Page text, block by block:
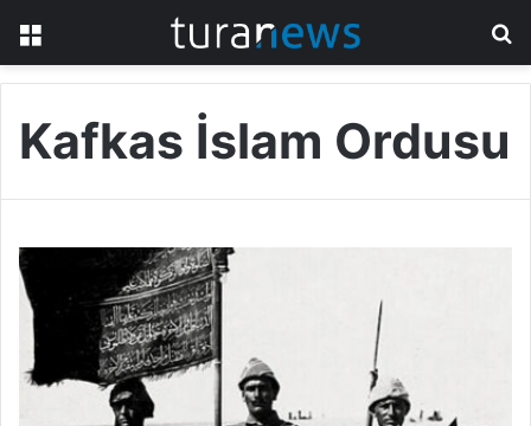
Kafkas İslam Ordusu